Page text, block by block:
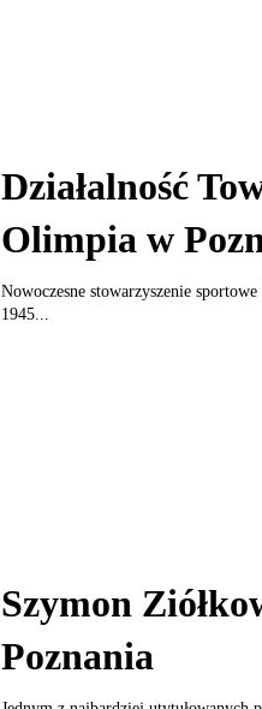
Działalność
Olimpia w
Nowoczesne stowarzyszenie
1945...
Szymon
Poznania